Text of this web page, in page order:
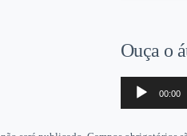
Ouça o
Tocador
áudio
00:00